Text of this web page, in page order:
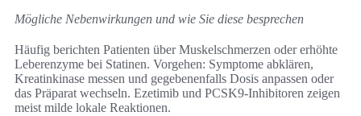
Mögliche Nebenwirkungen und wie Sie diese besprechen
Häufig berichten Patienten über Muskelschmerzen oder erhöhte
Leberenzyme bei Statinen. Vorgehen: Symptome abklären,
Kreatinkinase messen und gegebenenfalls Dosis anpassen oder
das Präparat wechseln. Ezetimib und PCSK9-Inhibitoren zeigen
meist milde lokale Reaktionen.